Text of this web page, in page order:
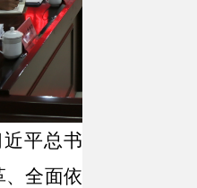
平总书
、全面依